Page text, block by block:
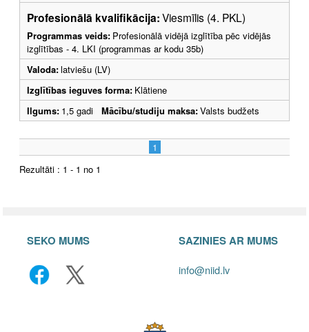
Profesionālā kvalifikācija:Viesmīlis (4. PKL)
Programmas veids: Profesionālā vidējā izglītība pēc vidējās
izglītības - 4. LKI (programmas ar kodu 35b)
Valoda:latviešu (LV)
Izglītības ieguves forma: Klātiene
Ilgums: 1,5 gadi Mācību/studiju maksa:Valsts budžets
1
Rezultāti : 1 - 1 no 1
SEKO MUMS SAZINIES AR MUMS
info@niid.lv